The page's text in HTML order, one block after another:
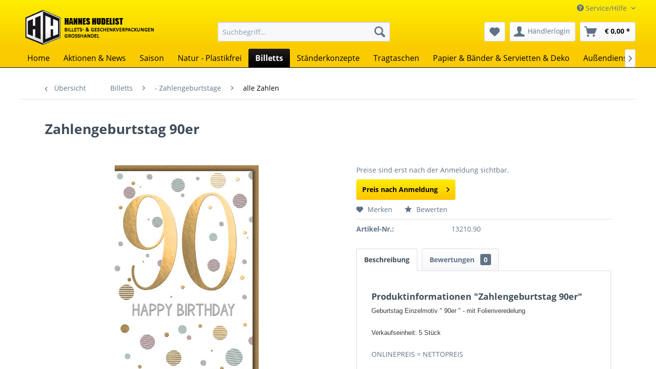
Service/Hilfe
Händlerlogin € 0,00 *
Home Aktionen & News Saison Natur - Plastikfrei Billetts Ständerkonzepte Tragtaschen Papier & Bänder & Servietten & Deko Außendienst
Übersicht Billetts - Zahlengeburtstage alle Zahlen
Zahlengeburtstag 90er
Preise sind erst nach der Anmeldung sichtbar.
Preis nach Anmeldung
Merken Bewerten
Artikel-Nr.: 13210.90
Beschreibung Bewertungen 0
Produktinformationen "Zahlengeburtstag 90er"
Geburtstag Einzelmotiv " 90er " - mit Folienveredelung
Verkaufseinheit: 5 Stück
ONLINEPREIS = NETTOPREIS